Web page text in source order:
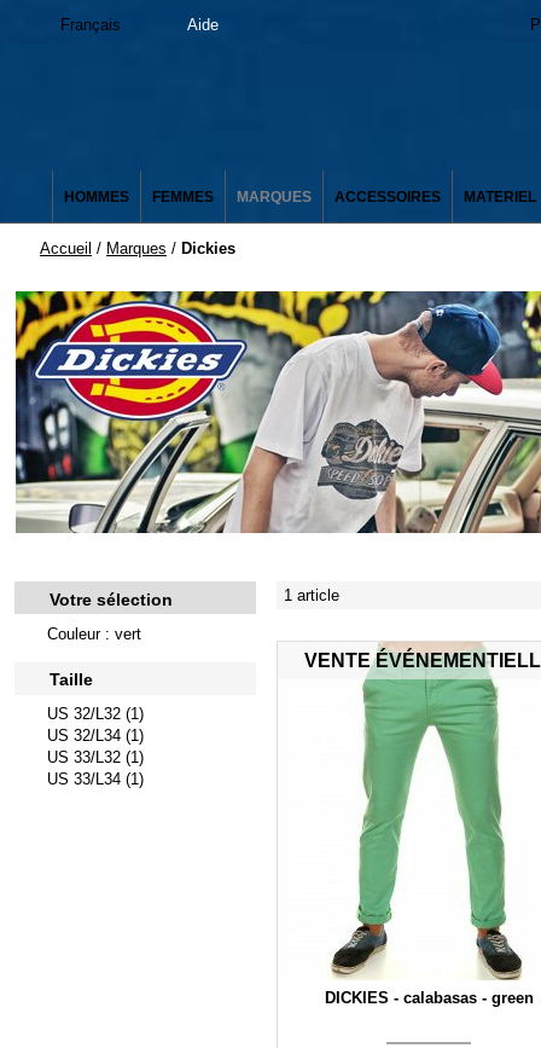
Français Aide
HOMMES FEMMES MARQUES ACCESSOIRES MATERIEL
Accueil / Marques / Dickies
Votre sélection
Couleur : vert
Taille
US 32/L32 (1)
US 32/L34 (1)
US 33/L32 (1)
US 33/L34 (1)
1 article
VENTE
DICKIES - calabasas - green